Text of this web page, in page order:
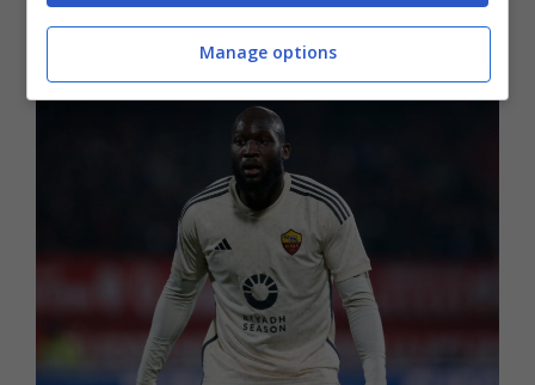
bomber nigeriano.
Manage options